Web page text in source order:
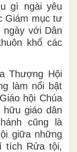
gì ngài yêu
Giám mục tư
ngày với Dân
khổ các
Thượng Hội
làm nổi bật
hội Chúa
giáo dân
cũng là
giữa những
tích Rửa tội,